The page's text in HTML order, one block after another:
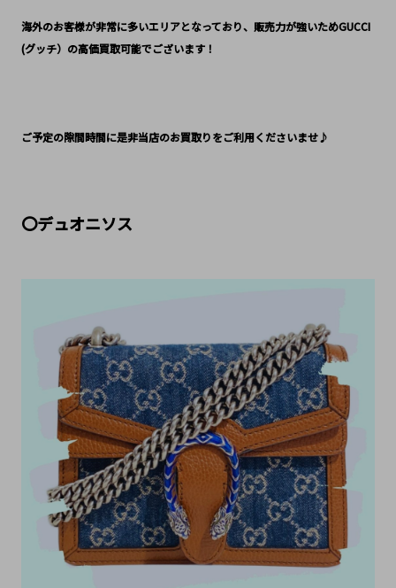
海外のお客様が非常に多いエリアとなっており、販売力が強いためGUCCI
(グッチ）の高価買取可能でございます！
ご予定の隙間時間に是非当店のお買取りをご利用くださいませ♪
〇デュオニソス